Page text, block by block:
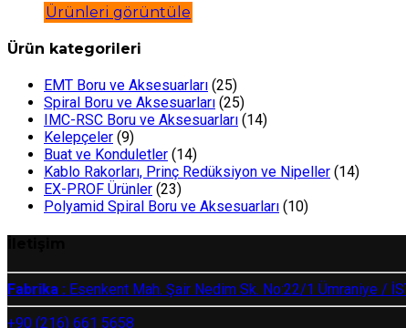
Ürünleri görüntüle
Ürün kategorileri
EMT Boru ve Aksesuarları (25)
Spiral Boru ve Aksesuarları (25)
IMC-RSC Boru ve Aksesuarları (14)
Kelepçeler (9)
Buat ve Konduletler (14)
Kablo Rakorları, Prinç Redüksiyon ve Nipeller (14)
EX-PROF Ürünler (23)
Polyamid Spiral Boru ve Aksesuarları (10)
Fabrika : Esenkent Mah. Şair Nedim Sk. No:22/1 Ümraniye /
+90 (216) 661 5658